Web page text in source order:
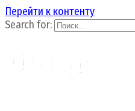
Перейти к контенту
Search for: